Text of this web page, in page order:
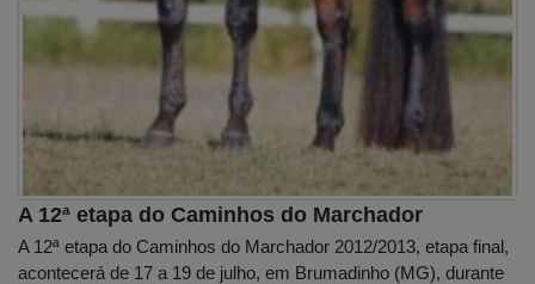
A 12ª etapa do Caminhos do Marchador
A 12ª etapa do Caminhos do Marchador 2012/2013, etapa final,
acontecerá de 17 a 19 de julho, em Brumadinho (MG), durante